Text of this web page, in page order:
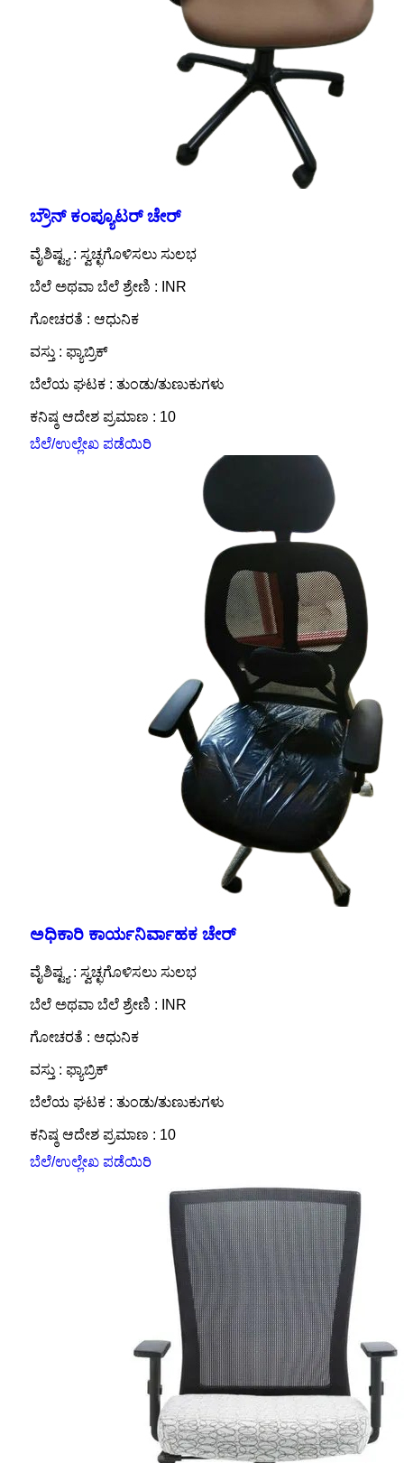
ಬ್ರೌನ್ ಕಂಪ್ಯೂಟರ್ ಚೇರ್
ವೈಶಿಷ್ಟ್ಯ : ಸ್ವಚ್ಛಗೊಳಿಸಲು ಸುಲಭ
ಬೆಲೆ ಅಥವಾ ಬೆಲೆ ಶ್ರೇಣಿ : INR
ಗೋಚರತೆ : ಆಧುನಿಕ
ವಸ್ತು : ಫ್ಯಾಬ್ರಿಕ್
ಬೆಲೆಯ ಘಟಕ : ತುಂಡು/ತುಣುಕುಗಳು
ಕನಿಷ್ಠ ಆದೇಶ ಪ್ರಮಾಣ : 10
ಬೆಲೆ/ಉಲ್ಲೇಖ ಪಡೆಯಿರಿ
ಅಧಿಕಾರಿ ಕಾರ್ಯನಿರ್ವಾಹಕ ಚೇರ್
ವೈಶಿಷ್ಟ್ಯ : ಸ್ವಚ್ಛಗೊಳಿಸಲು ಸುಲಭ
ಬೆಲೆ ಅಥವಾ ಬೆಲೆ ಶ್ರೇಣಿ : INR
ಗೋಚರತೆ : ಆಧುನಿಕ
ವಸ್ತು : ಫ್ಯಾಬ್ರಿಕ್
ಬೆಲೆಯ ಘಟಕ : ತುಂಡು/ತುಣುಕುಗಳು
ಕನಿಷ್ಠ ಆದೇಶ ಪ್ರಮಾಣ : 10
ಬೆಲೆ/ಉಲ್ಲೇಖ ಪಡೆಯಿರಿ